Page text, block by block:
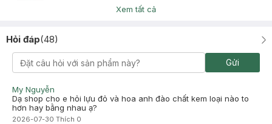
Thuý An
2024-08-03
Dùng xong thấy mướt da với thơm nữa
Xem tất cả
Hỏi đáp(48)
Gửi
My Nguyễn
Dạ shop cho e hỏi lựu đỏ và hoa anh đào chất kem loại nào to
hơn hay bằng nhau ạ?
2026-07-30 Thích 0